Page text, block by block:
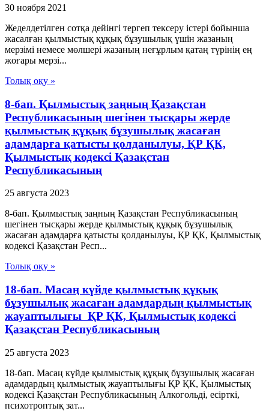
30 ноября 2021
Жеделдетілген сотқа дейінгі тергеп тексеру істері бойынша
жасалған қылмыстық құқық бұзушылық үшін жазаның
мерзімі немесе мөлшері жазаның неғұрлым қатаң түрінің ең
жоғары мерзі...
Толық оқу »
8-бап. Қылмыстық заңның Қазақстан
Республикасының шегiнен тысқары жерде
қылмыстық құқық бұзушылық жасаған
адамдарға қатысты қолданылуы, ҚР ҚК,
Қылмыстық кодексi Қазақстан
Республикасының
25 августа 2023
8-бап. Қылмыстық заңның Қазақстан Республикасының
шегiнен тысқары жерде қылмыстық құқық бұзушылық
жасаған адамдарға қатысты қолданылуы, ҚР ҚК, Қылмыстық
кодексi Қазақстан Респ...
Толық оқу »
18-бап. Масаң күйде қылмыстық құқық
бұзушылық жасаған адамдардың қылмыстық
жауаптылығы ҚР ҚК, Қылмыстық кодексi
Қазақстан Республикасының
25 августа 2023
18-бап. Масаң күйде қылмыстық құқық бұзушылық жасаған
адамдардың қылмыстық жауаптылығы ҚР ҚК, Қылмыстық
кодексi Қазақстан Республикасының Алкогольдi, есiрткi,
психотроптық зат...